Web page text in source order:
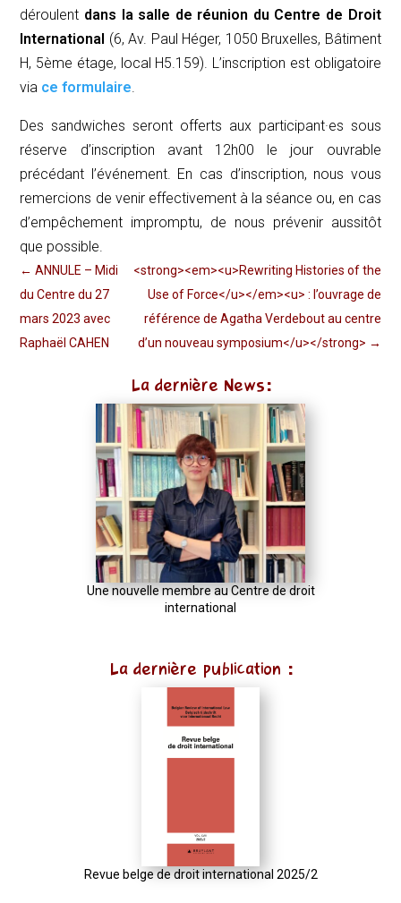
déroulent dans la salle de réunion du Centre de Droit
International (6, Av. Paul Héger, 1050 Bruxelles, Bâtiment
H, 5ème étage, local H5.159). L’inscription est obligatoire
via ce formulaire.
Des sandwiches seront offerts aux participant·es sous
réserve d’inscription avant 12h00 le jour ouvrable
précédant l’événement. En cas d’inscription, nous vous
remercions de venir effectivement à la séance ou, en cas
d’empêchement impromptu, de nous prévenir aussitôt
que possible.
←ANNULE – Midi
du Centre du 27
mars 2023 avec
Raphaël CAHEN
<strong><em><u>Rewriting Histories of the
Use of Force</u></em><u> : l’ouvrage de
référence de Agatha Verdebout au centre
d’un nouveau symposium</u></strong> →
La dernière News:
Une nouvelle membre au Centre de droit
international
La dernière publication :
Revue belge de droit international 2025/2